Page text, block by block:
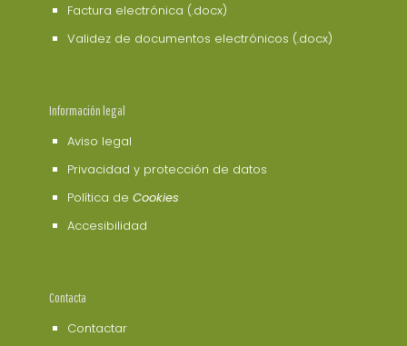
Factura electrónica (.docx)
Validez de documentos electrónicos (.docx)
Información legal
Aviso legal
Privacidad y protección de datos
Política de Cookies
Accesibilidad
Contacta
Contactar